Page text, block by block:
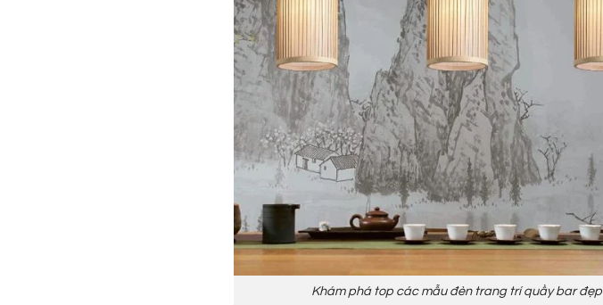
Khám phá top các mẫu đèn trang trí quầy bar đẹp